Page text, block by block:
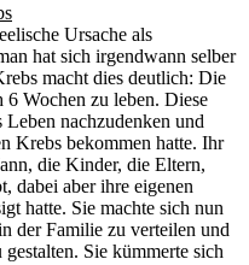
Ursache als
hat sich irgendwann selber
macht dies deutlich: Die
6 Wochen zu leben. Diese
nachzudenken und
Krebs bekommen hatte. Ihr
die Kinder, die Eltern,
dabei aber ihre eigenen
hatte. Sie machte sich nun
der Familie zu verteilen und
Sie kümmerte sich